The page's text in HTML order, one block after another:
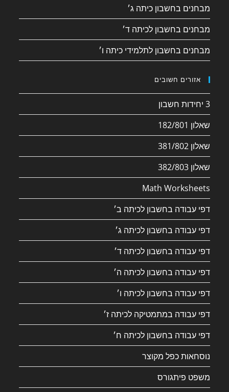
מבחנים בחשבון כיתה ג׳
מבחנים בחשבון לכיתה ד׳
מבחנים בחשבון לתלמידי כיתה ו׳
אזורים חשובים
3 יחידות חשבון
שאלון 182/801
שאלון 381/802
שאלון 382/803
Math Worksheets
דפי עבודה בחשבון לכיתה ב׳
דפי עבודה בחשבון לכיתה ג׳
דפי עבודה בחשבון לכיתה ד׳
דפי עבודה בחשבון לכיתה ה׳
דפי עבודה בחשבון לכיתה ו׳
דפי עבודה במתמטיקה לכיתה ז׳
דפי עבודה בחשבון לכיתה ח׳
נוסחאות כפל מקוצר
משפט פיתגורס